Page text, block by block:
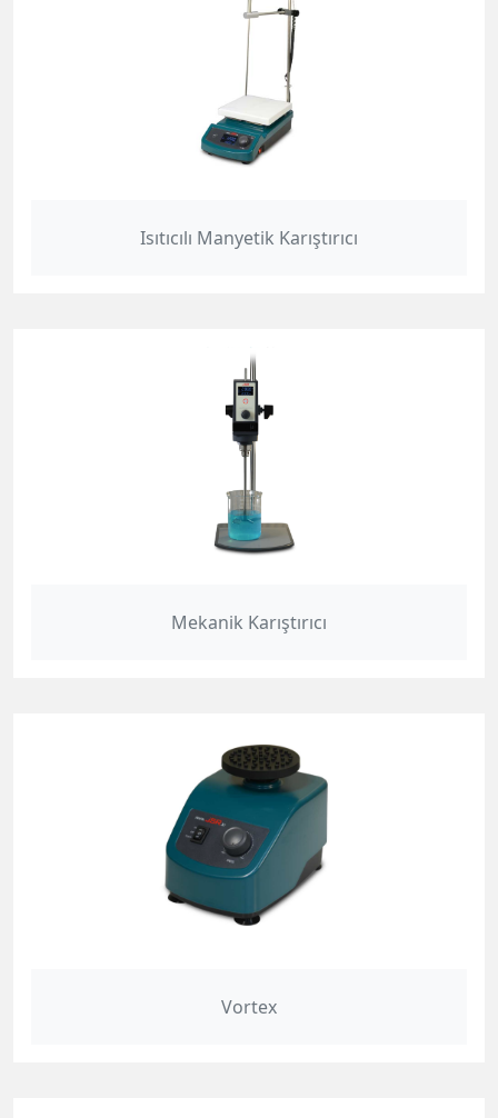
Isıtıcılı Manyetik Karıştırıcı
Mekanik Karıştırıcı
Vortex